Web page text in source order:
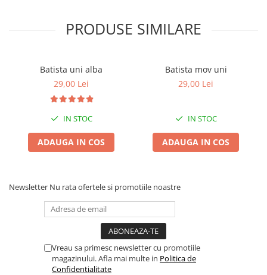
PRODUSE SIMILARE
Batista uni alba
29,00 Lei
IN STOC
ADAUGA IN COS
Batista mov uni
29,00 Lei
IN STOC
ADAUGA IN COS
Newsletter Nu rata ofertele si promotiile noastre
Vreau sa primesc newsletter cu promotiile
magazinului. Afla mai multe in Politica de
Confidentialitate